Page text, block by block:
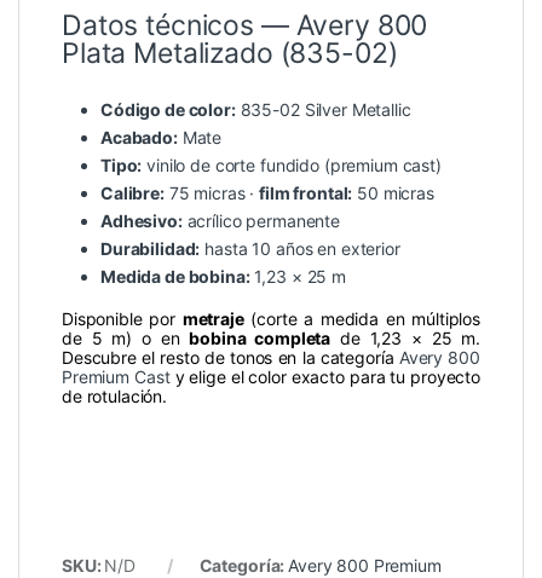
Datos técnicos — Avery 800
Plata Metalizado (835-02)
Código de color:835-02 Silver Metallic
Acabado:Mate
Tipo: vinilo de corte fundido (premium cast)
Calibre:75 micras ·film frontal: 50 micras
Adhesivo:acrílico permanente
Durabilidad: hasta 10 años en exterior
Medida de bobina:1,23 × 25 m
Disponible por metraje(corte a medida en múltiplos
de 5 m) o enbobina completa de 1,23 × 25 m.
Descubre el resto de tonos en la categoría Avery 800
Premium Casty elige el color exacto para tu proyecto
de rotulación.
SKU: N/D Categoría: Avery 800 Premium